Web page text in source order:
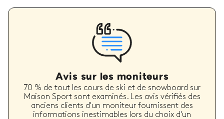
Avis sur les moniteurs
70 % de tout les cours de ski et de snowboard sur
Maison Sport sont examinés. Les avis vérifiés des
anciens clients d'un moniteur fournissent des
informations inestimables lors du choix d'un